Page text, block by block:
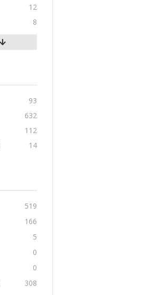
12
8
93
632
112
14
519
166
5
0
0
308